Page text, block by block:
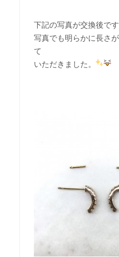
下記の写真が交換後です
写真でも明らかに長さ
て
いただきました。